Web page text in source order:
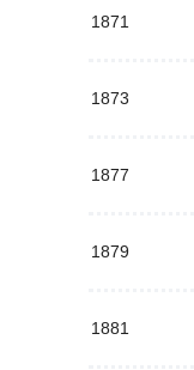
1871
1873
1877
1879
1881